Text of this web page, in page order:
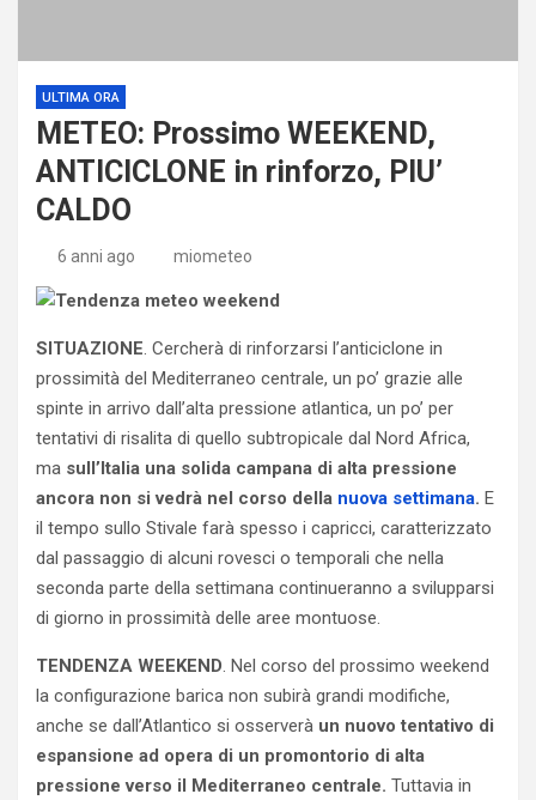
ULTIMA ORA
METEO: Prossimo WEEKEND,
ANTICICLONE in rinforzo, PIU’
CALDO
6 anni ago miometeo
SITUAZIONE. Cercherà di rinforzarsi l’anticiclone in
prossimità del Mediterraneo centrale, un po’ grazie alle
spinte in arrivo dall’alta pressione atlantica, un po’ per
tentativi di risalita di quello subtropicale dal Nord Africa,
ma sull’Italia una solida campana di alta pressione
ancora non si vedrà nel corso della nuova settimana. E
il tempo sullo Stivale farà spesso i capricci, caratterizzato
dal passaggio di alcuni rovesci o temporali che nella
seconda parte della settimana continueranno a svilupparsi
di giorno in prossimità delle aree montuose.
TENDENZA WEEKEND. Nel corso del prossimo weekend
la configurazione barica non subirà grandi modifiche,
anche se dall’Atlantico si osserverà un nuovo tentativo di
espansione ad opera di un promontorio di alta
pressione verso il Mediterraneo centrale. Tuttavia in